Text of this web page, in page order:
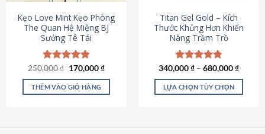
chọn
trên
trang
sản
phẩm
Kẹo Love Mint Kẹo Phòng
The Quan Hệ Miệng BJ
Sướng Tê Tái
Được xếp
hạng5.00
5 sao
250,000₫ Giá
là:
250,000 ₫.
170,000₫Giá
tại
THÊM VÀO GIỎ HÀNG
Titan Gel Gold – Kích
Thước Khủng Hơn Khiến
Nàng Trầm Trồ
Được xếp
hạng4.79
5 sao
340,000₫ – 680,000₫
LỰA CHỌN TÙY CHỌN